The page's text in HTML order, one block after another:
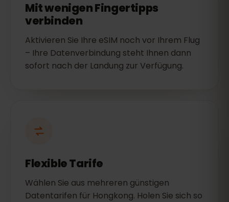
Mit wenigen Fingertipps
verbinden
Aktivieren Sie Ihre eSIM noch vor Ihrem Flug
– Ihre Datenverbindung steht Ihnen dann
sofort nach der Landung zur Verfügung.
Flexible Tarife
Wählen Sie aus mehreren günstigen
Datentarifen für Hongkong. Holen Sie sich so